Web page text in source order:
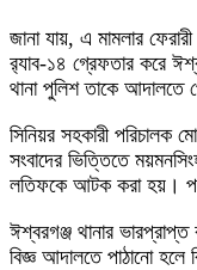
জানা যায়, এ মামলার
র‍্যাব-১৪ গ্রেফতার করে
থানা পুলিশ তাকে আদালতে
সিনিয়র সহকারী পরিচালক
সংবাদের ভিত্তিতে
লতিফকে আটক করা হয়।
ঈশ্বরগঞ্জ থানার ভারপ্রাপ্ত
বিজ্ঞ আদালতে পাঠানো